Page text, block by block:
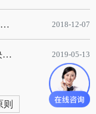
2018年12月7日 强强联手，共同推进电子器件领域APS应用典范 风华高科生产自动化工业互联网应用项目-APS项目启动会 2018-12-07
生产管理软件系统基于信息化的解决方案 2019-05-13
更多